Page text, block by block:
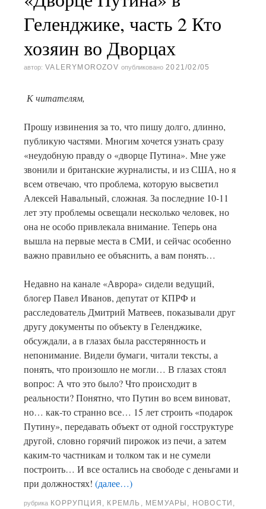
Геленджике, часть 2 Кто
хозяин во Дворцах
автор: VALERYMOROZOV опубликовано 2021/02/05
К читателям,
Прошу извинения за то, что пишу долго, длинно,
публикую частями. Многим хочется узнать сразу
«неудобную правду о «дворце Путина». Мне уже
звонили и британские журналисты, и из США, но я
всем отвечаю, что проблема, которую высветил
Алексей Навальный, сложная. За последние 10-11
лет эту проблемы освещали несколько человек, но
она не особо привлекала внимание. Теперь она
вышла на первые места в СМИ, и сейчас особенно
важно правильно ее объяснить, а вам понять…
Недавно на канале «Аврора» сидели ведущий,
блогер Павел Иванов, депутат от КПРФ и
расследователь Дмитрий Матвеев, показывали друг
другу документы по объекту в Геленджике,
обсуждали, а в глазах была расстерянность и
непонимание. Видели бумаги, читали тексты, а
понять, что произошло не могли… В глазах стоял
вопрос: А что это было? Что происходит в
реальности? Понятно, что Путин во всем виноват,
но… как-то странно все… 15 лет строить «подарок
Путину», передавать объект от одной госструктуре
другой, словно горячий пирожок из печи, а затем
каким-то частникам и толком так и не сумели
построить… И все остались на свободе с деньгами и
при должностях! (далее…)
рубрика КОРРУПЦИЯ , КРЕМЛЬ , МЕМУАРЫ , НОВОСТИ ,